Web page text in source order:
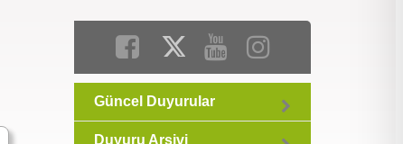
Güncel Duyurular
Duyuru Arşivi